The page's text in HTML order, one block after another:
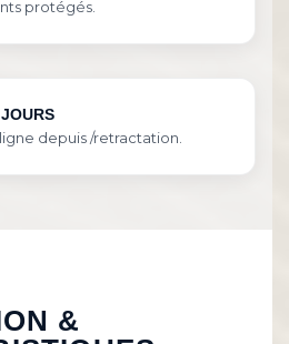
protégés.
depuis /retractation.
&